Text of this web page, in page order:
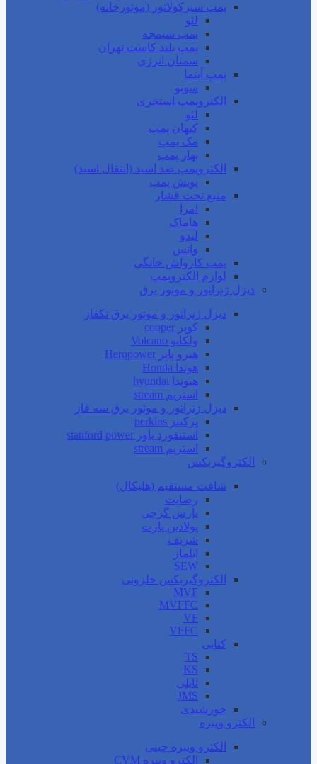
پمپ سیرکولاتور (موتورخانه)
لئو
پمپ شیمجه
پمپ بلند کاست تهران
سمنان انرژی
پمپ آبنما
سوبو
الکتروپمپ استخری
لئو
کیهان پمپ
مک پمپ
بهار پمپ
الکتروپمپ ضد اسید (انتقال اسید)
پویش پمپ
منبع تحت فشار
امرا
هاماک
لیدو
واتس
پمپ کارواش خانگی
لوازم الکتروپمپ
دیزل ژنراتور و موتور برق
دیزل ژنراتور و موتور برق تکفاز
کوپر cooper
ولکانو Volcano
هیرو پاپر Heropower
هوندا Honda
هیوندا hyundai
استریم stream
دیزل ژنراتور و موتور برق سه فاز
پرکینز perkins
استنفورد پاور stanford power
استریم stream
الکتروگیربکس
شافت مستقیم (هلیکال)
رضایت
پارس گرجی
پولادین پارت
شریف
ایلماز
SEW
الکتروگیربکس حلزونی
MVF
MVFFC
VF
VFFC
کتابی
TS
KS
تایلی
JMS
خورشیدی
الکترو ویبره
الکترو ویبره چینی
الکترو ویبره CVM